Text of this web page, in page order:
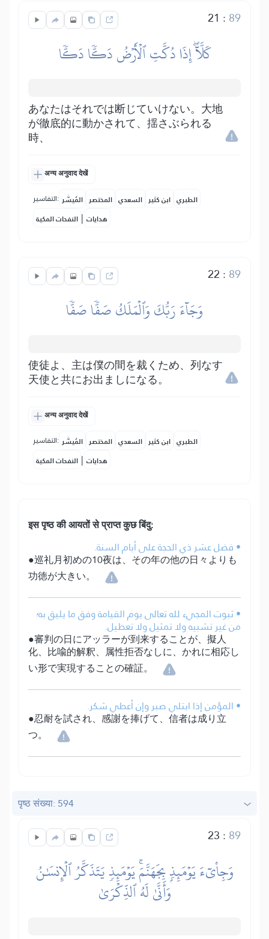
21 : 89
كَلَّآۖ إِذَا دُكَّتِ ٱلۡأَرۡضُ دَكّٗا دَكّٗا
あなたはそれでは断じていけない。大地
が徹底的に動かされて、揺さぶられる
時、
अन्य अनुवाद देखें
التفاسير: المُيسَّر المختصر السعدي ابن كثير الطبري
النفحات المكية | هدايات
22 : 89
وَجَآءَ رَبُّكَ وَٱلۡمَلَكُ صَفّٗا صَفّٗا
使徒よ、主は僕の間を裁くため、列なす
天使と共にお出ましになる。
अन्य अनुवाद देखें
التفاسير: المُيسَّر المختصر السعدي ابن كثير الطبري
النفحات المكية | هدايات
इस पृष्ठ की आयतों से प्राप्त कुछ बिंदु:
• فضل عشر ذي الحجة على أيام السنة.
●巡礼月初めの10夜は、その年の他の日々よりも
功徳が大きい。
• ثبوت المجيء لله تعالى يوم القيامة وفق ما يليق به؛
من غير تشبيه ولا تمثيل ولا تعطيل.
●審判の日にアッラーが到来することが、擬人
化、比喩的解釈、属性拒否なしに、かれに相応し
い形で実現することの確証。
• المؤمن إذا ابتلي صبر وإن أعطي شكر.
●忍耐を試され、感謝を捧げて、信者は成り立
つ。
पृष्ठ संख्या: 594
23 : 89
وَجِاْيٓءَ يَوۡمَئِذِۭ بِجَهَنَّمَۚ يَوۡمَئِذٖ يَتَذَكَّرُ ٱلۡإِنسَٰنُ
وَأَنَّىٰ لَهُ ٱلذِّكۡرَىٰ